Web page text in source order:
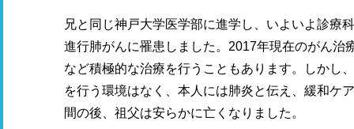
兄と同じ神戸大学医学部に進学し、いよいよ診療
進行肺がんに罹患しました。2017年現在のがん
など積極的な治療を行うこともあります。しかし
を行う環境はなく、本人には肺炎と伝え、緩和ケ
間の後、祖父は安らかに亡くなりました。